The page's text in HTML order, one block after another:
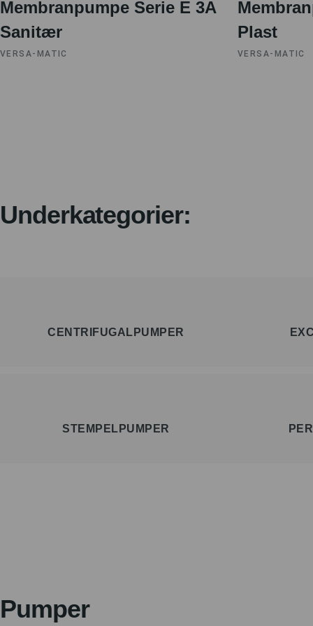
Membranpumpe Serie E 3A
Sanitær
VERSA-MATIC
Plast
VERSA-MATIC
Underkategorier:
CENTRIFUGALPUMPER
STEMPELPUMPER
Pumper